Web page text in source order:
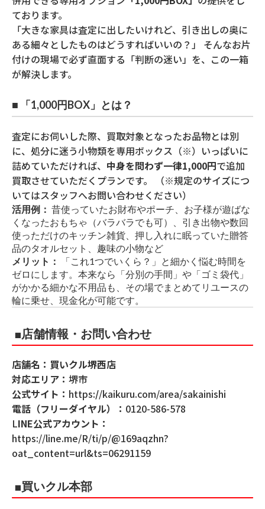
ております。
「大きな家具は査定に出したいけれど、引き出しの奥に
ある細々としたものはどうすればいいの？」 そんなお片
付けの現場で必ず直面する「判断の迷い」を、この一箱
が解決します。
■ 「1,000円BOX」とは？
査定にお伺いした際、買取対象となったお品物とは別
に、処分に迷う小物類を専用ボックス（※）いっぱいに
詰めていただければ、 中身を問わず一律1,000円で追加
買取させていただくプランです。 （※規定のサイズにつ
いてはスタッフへお問い合わせください）
活用例： 昔使っていたお財布やポーチ、お子様が遊ばな
くなったおもちゃ（バラバラでも可）、引き出物や数回
使っただけのキッチン雑貨、押し入れに眠っていた贈答
品のタオルセット、趣味の小物など
メリット：
「これ1つでいくら？」と細かく悩む時間を
ゼロにします。本来なら「分別の手間」や「ゴミ袋代」
がかかる細かな不用品も、その場でまとめてリユースの
輪に乗せ、現金化が可能です。
■店舗情報・お問い合わせ
店舗名：買いクル堺西店
対応エリア： 堺市
公式サイト： https://kaikuru.com/area/sakainishi
電話（フリーダイヤル）： 0120-586-578
LINE公式アカウント：
https://line.me/R/ti/p/@169aqzhn?
oat_content=url&ts=06291159
■買いクル本部